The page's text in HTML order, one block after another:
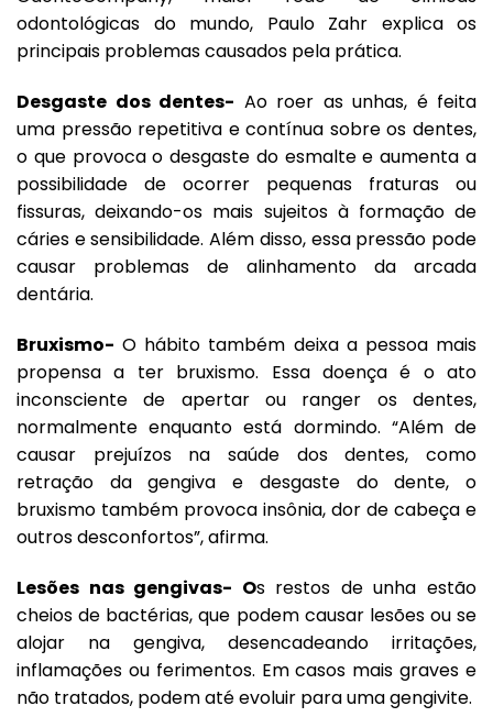
odontológicas do mundo, Paulo Zahr explica os
principais problemas causados pela prática.
Desgaste dos dentes- Ao roer as unhas, é feita
uma pressão repetitiva e contínua sobre os dentes,
o que provoca o desgaste do esmalte e aumenta a
possibilidade de ocorrer pequenas fraturas ou
fissuras, deixando-os mais sujeitos à formação de
cáries e sensibilidade. Além disso, essa pressão pode
causar problemas de alinhamento da arcada
dentária.
Bruxismo- O hábito também deixa a pessoa mais
propensa a ter bruxismo. Essa doença é o ato
inconsciente de apertar ou ranger os dentes,
normalmente enquanto está dormindo. “Além de
causar prejuízos na saúde dos dentes, como
retração da gengiva e desgaste do dente, o
bruxismo também provoca insônia, dor de cabeça e
outros desconfortos”, afirma.
Lesões nas gengivas- Os restos de unha estão
cheios de bactérias, que podem causar lesões ou se
alojar na gengiva, desencadeando irritações,
inflamações ou ferimentos. Em casos mais graves e
não tratados, podem até evoluir para uma gengivite.